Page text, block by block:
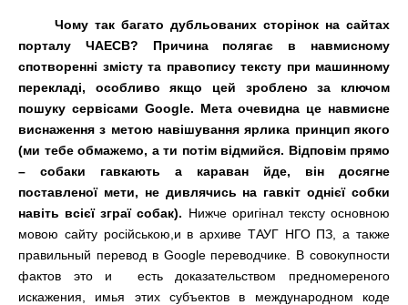
Чому так багато дубльованих сторінок на сайтах
порталу ЧАЕСВ? Причина полягає в навмисному
спотворенні змісту та правопису тексту при машинному
перекладі, особливо якщо цей зроблено за ключом
пошуку сервісами Google. Мета очевидна це навмисне
виснаження з метою навішування ярлика принцип якого
(ми тебе обмажемо, а ти потім відмийся. Відповім прямо
– собаки гавкають а караван йде, він досягне
поставленої мети, не дивлячись на гавкіт однієї собки
навіть всієї зграї собак). Нижче оригінал тексту основною
мовою сайту російською, и в архиве ТАУГ НГО ПЗ, а также
правильный перевод в Google переводчике. В совокупности
фактов это и есть доказательством предномереного
искажения, имья этих субъектов в международном коде